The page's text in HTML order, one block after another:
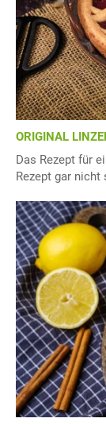
ORIGINAL
Das Rezept für
Rezept gar nicht